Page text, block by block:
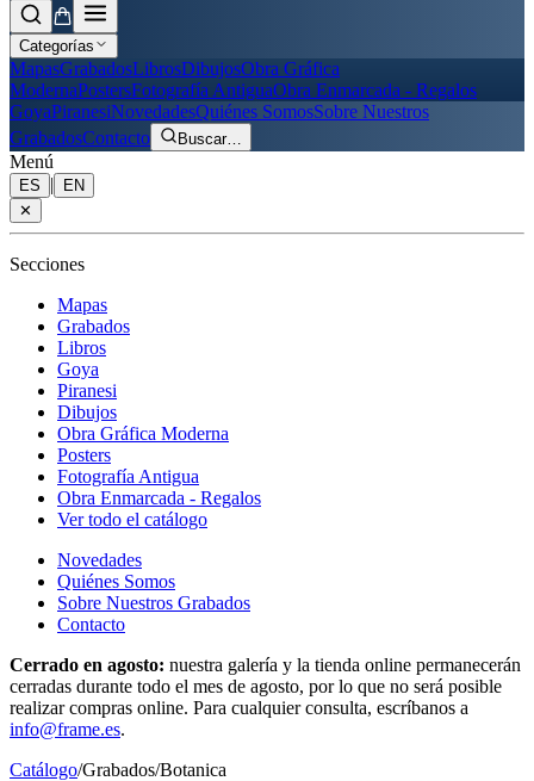
Categorías
MapasGrabadosLibrosDibujosObra Gráfica
ModernaPostersFotografía AntiguaObra Enmarcada - Regalos
GoyaPiranesiNovedadesQuiénes SomosSobre Nuestros
GrabadosContacto Buscar…
Menú
ES |
EN
✕
Secciones
Mapas
Grabados
Libros
Goya
Piranesi
Dibujos
Obra Gráfica Moderna
Posters
Fotografía Antigua
Obra Enmarcada - Regalos
Ver todo el catálogo
Novedades
Quiénes Somos
Sobre Nuestros Grabados
Contacto
Cerrado en agosto: nuestra galería y la tienda online permanecerán
cerradas durante todo el mes de agosto, por lo que no será posible
realizar compras online. Para cualquier consulta, escríbanos a
info@frame.es.
Catálogo/Grabados/Botanica